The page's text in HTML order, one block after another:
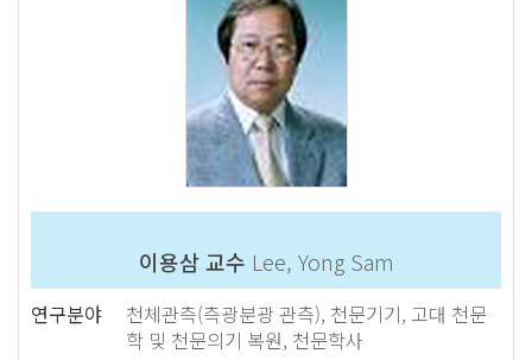
이용삼 교수 Lee, Yong Sam
연구분야
천체관측(측광분광 관측), 천문기기, 고대 천문
학 및 천문의기 복원, 천문학사